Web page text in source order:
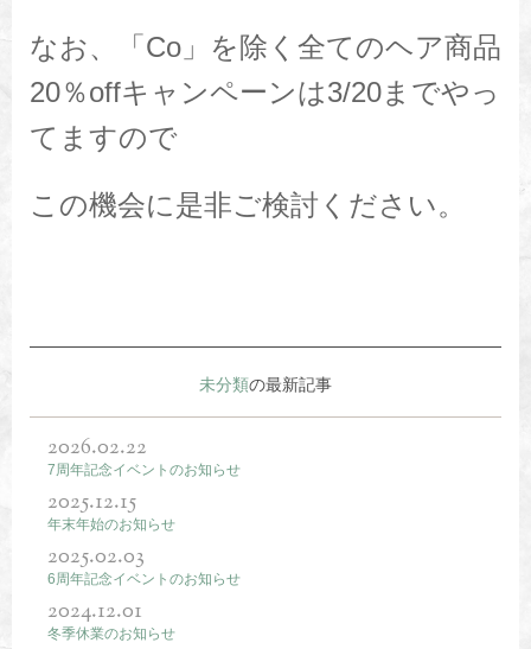
なお、「Co」を除く全てのヘア商品
20％offキャンペーンは3/20までやっ
てますので
この機会に是非ご検討ください。
未分類の最新記事
2026.02.22
7周年記念イベントのお知らせ
2025.12.15
年末年始のお知らせ
2025.02.03
6周年記念イベントのお知らせ
2024.12.01
冬季休業のお知らせ